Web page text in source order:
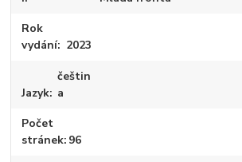
Rok
vydání
2023
Jazyk
češtin
a
Počet
stránek 96